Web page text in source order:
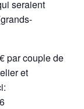
seraient
par couple de
et